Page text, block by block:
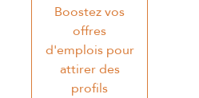
Boostez vos
offres
d'emplois pour
attirer des
profils